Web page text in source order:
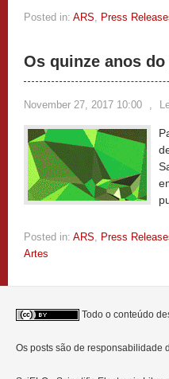
Posted in: ARS, Press
Os quinze anos
November 27, 2017 10:00 ,
Posted in: ARS, Press
Artes
Todo o conteúdo
Os posts são de responsabilidade